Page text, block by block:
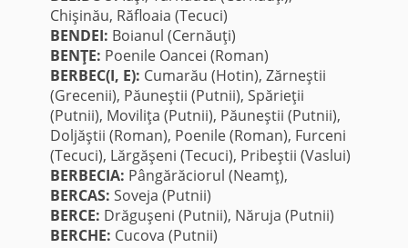
Chişinău, Răfloaia (Tecuci)
BENDEI: Boianul (Cernăuţi)
BENŢE: Poenile Oancei (Roman)
BERBEC(I, E): Cumarău (Hotin), Zărneştii
(Grecenii), Păuneştii (Putnii), Spărieţii
(Putnii), Moviliţa (Putnii), Păuneştii (Putnii),
Doljăştii (Roman), Poenile (Roman), Furceni
(Tecuci), Lărgăşeni (Tecuci), Pribeştii (Vaslui)
BERBECIA: Pângărăciorul (Neamţ),
BERCAS: Soveja (Putnii)
BERCE: Drăguşeni (Putnii), Năruja (Putnii)
BERCHE: Cucova (Putnii)